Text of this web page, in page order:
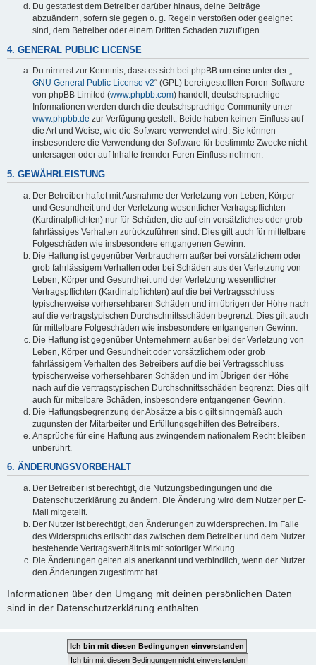
Du gestattest dem Betreiber darüber hinaus, deine Beiträge
abzuändern, sofern sie gegen o. g. Regeln verstoßen oder geeignet
sind, dem Betreiber oder einem Dritten Schaden zuzufügen.
4. GENERAL PUBLIC LICENSE
Du nimmst zur Kenntnis, dass es sich bei phpBB um eine unter der „
GNU General Public License v2“ (GPL) bereitgestellten Foren-Software
von phpBB Limited (www.phpbb.com) handelt; deutschsprachige
Informationen werden durch die deutschsprachige Community unter
www.phpbb.de zur Verfügung gestellt. Beide haben keinen Einfluss auf
die Art und Weise, wie die Software verwendet wird. Sie können
insbesondere die Verwendung der Software für bestimmte Zwecke nicht
untersagen oder auf Inhalte fremder Foren Einfluss nehmen.
5. GEWÄHRLEISTUNG
Der Betreiber haftet mit Ausnahme der Verletzung von Leben, Körper
und Gesundheit und der Verletzung wesentlicher Vertragspflichten
(Kardinalpflichten) nur für Schäden, die auf ein vorsätzliches oder grob
fahrlässiges Verhalten zurückzuführen sind. Dies gilt auch für mittelbare
Folgeschäden wie insbesondere entgangenen Gewinn.
Die Haftung ist gegenüber Verbrauchern außer bei vorsätzlichem oder
grob fahrlässigem Verhalten oder bei Schäden aus der Verletzung von
Leben, Körper und Gesundheit und der Verletzung wesentlicher
Vertragspflichten (Kardinalpflichten) auf die bei Vertragsschluss
typischerweise vorhersehbaren Schäden und im übrigen der Höhe nach
auf die vertragstypischen Durchschnittsschäden begrenzt. Dies gilt auch
für mittelbare Folgeschäden wie insbesondere entgangenen Gewinn.
Die Haftung ist gegenüber Unternehmern außer bei der Verletzung von
Leben, Körper und Gesundheit oder vorsätzlichem oder grob
fahrlässigem Verhalten des Betreibers auf die bei Vertragsschluss
typischerweise vorhersehbaren Schäden und im Übrigen der Höhe
nach auf die vertragstypischen Durchschnittsschäden begrenzt. Dies gilt
auch für mittelbare Schäden, insbesondere entgangenen Gewinn.
Die Haftungsbegrenzung der Absätze a bis c gilt sinngemäß auch
zugunsten der Mitarbeiter und Erfüllungsgehilfen des Betreibers.
Ansprüche für eine Haftung aus zwingendem nationalem Recht bleiben
unberührt.
6. ÄNDERUNGSVORBEHALT
Der Betreiber ist berechtigt, die Nutzungsbedingungen und die
Datenschutzerklärung zu ändern. Die Änderung wird dem Nutzer per E-
Mail mitgeteilt.
Der Nutzer ist berechtigt, den Änderungen zu widersprechen. Im Falle
des Widerspruchs erlischt das zwischen dem Betreiber und dem Nutzer
bestehende Vertragsverhältnis mit sofortiger Wirkung.
Die Änderungen gelten als anerkannt und verbindlich, wenn der Nutzer
den Änderungen zugestimmt hat.
Informationen über den Umgang mit deinen persönlichen Daten
sind in der Datenschutzerklärung enthalten.